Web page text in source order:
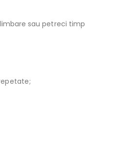
sau petreci timp